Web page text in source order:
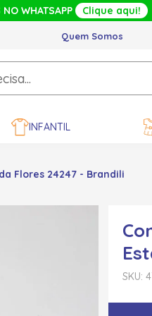
WHATSAPP Clique aqui!
Quem Somos
INFANTIL
Flores 24247 - Brandili
SKU: